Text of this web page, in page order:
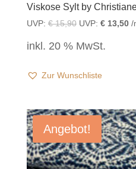
Viskose Sylt by
UVP: €15,90 UVP: €13,50/
inkl. 20 % MwSt.
Zur Wunschliste
Angebot!